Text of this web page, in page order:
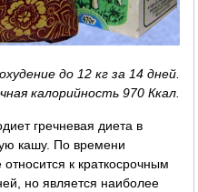
до 12 кг за 14 дней.
калорийность 970 Ккал.
гречневая диета в
кашу. По времени
к краткосрочным
но является наиболее